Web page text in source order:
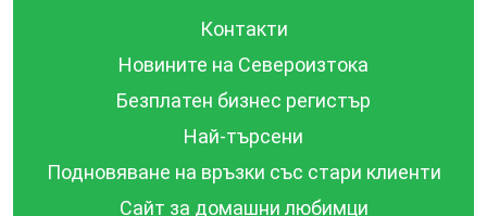
Контакти
Новините на Североизтока
Безплатен бизнес регистър
Най-търсени
Подновяване на връзки със стари клиенти
Сайт за домашни любимци